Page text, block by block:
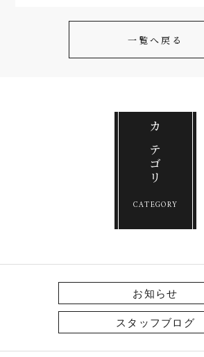
一覧へ戻る
カテゴリ
CATEGORY
お知らせ
スタッフブログ